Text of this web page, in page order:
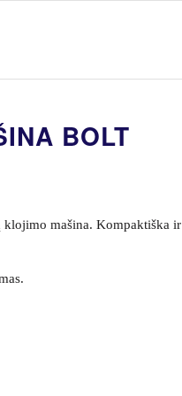
BOLT
klojimo mašina. Kompaktiška ir